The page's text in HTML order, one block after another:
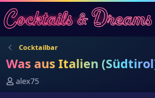
Cocktailbar
Was aus Italien
E
r
alex75